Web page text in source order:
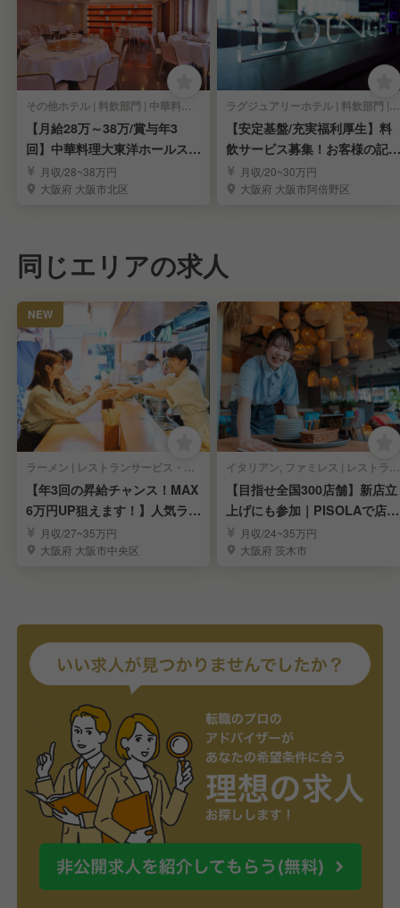
その他ホテル | 料飲部門 | 中華料理・中国料理 | レストランサービス・ホールスタッフ
【月給28万～38万/賞与年3
回】中華料理大東洋ホールスタ
ッフ月収/28~38万円
大阪府 大阪市北区
ラグジュアリーホテル | 料飲部門 | レストランサービス・ホールスタッフ
【安定基盤/充実福利厚生】料
飲サービス募集！お客様の記憶
に残るおもてなし
月収/20~30万円
大阪府 大阪市阿倍野区
同じエリアの求人
NEW
ラーメン | レストランサービス・ホールスタッフ
【年3回の昇給チャンス！MAX
6万円UP狙えます！】人気ラー
メンの社員募集
月収/27~35万円
大阪府 大阪市中央区
イタリアン, ファミレス | レストランサービス・ホールスタッフ
【目指せ全国300店舗】新店立
上げにも参加｜PISOLAで店長
候補募集！
月収/24~35万円
大阪府 茨木市